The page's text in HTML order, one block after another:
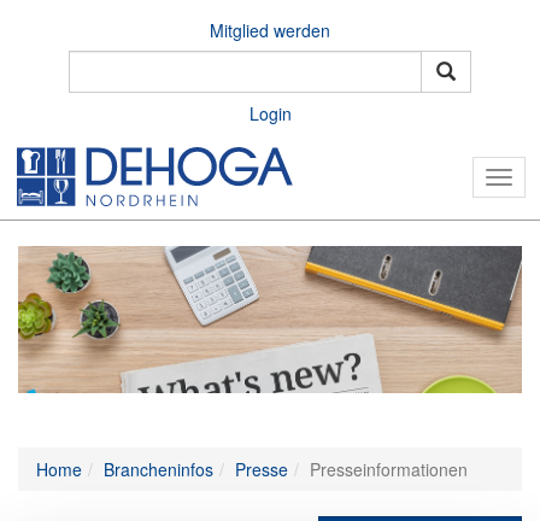
Mitglied werden
Login
Home Brancheninfos Presse Presseinformationen